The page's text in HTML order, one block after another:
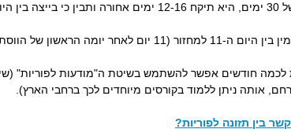
ל-18.
לסירוגין ("יום כן יום לא" כדי לתמוך בהיווצרות תאי הזרע).
חודשים אפשר להשתמש בשיטת ה"מודעות לפוריות"
אותה ניתן ללמוד בקורסים מיוחדים לכך ברחבי הארץ).
בין תזונה לפוריות?